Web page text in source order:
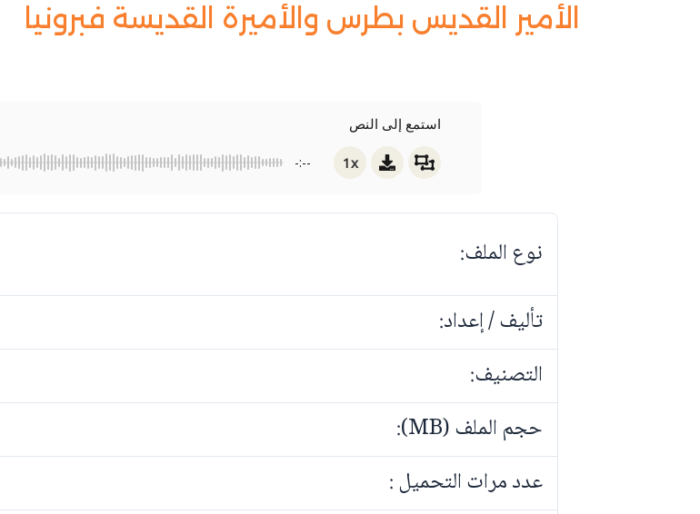
الأمير القديس بطرس والأميرة القديسة فبرونيا
استمع إلى النص
-:-- 1x
نوع الملف:
تأليف / إعداد:
التصنيف:
حجم الملف (MB):
عدد مرات التحميل :